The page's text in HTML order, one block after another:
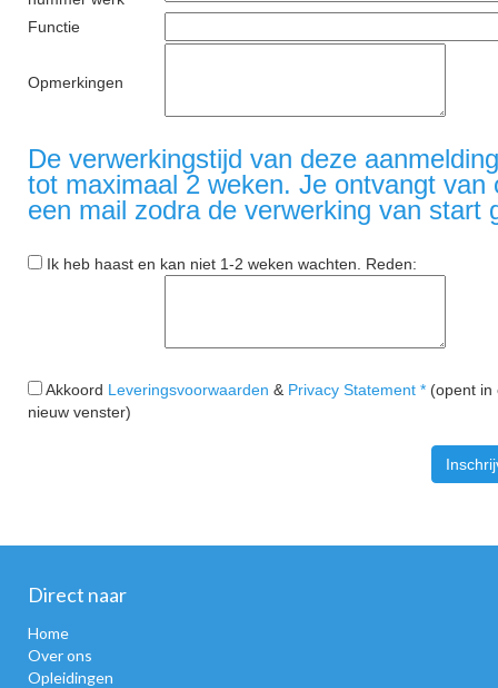
Functie
Opmerkingen
De verwerkingstijd van deze
tot maximaal 2 weken. Je ontvangt van
een mail zodra de verwerking van start
Ik heb haast en kan niet 1-2 weken wachten. Reden:
Akkoord Leveringsvoorwaarden & Privacy Statement * (opent in
nieuw venster)
Direct naar
Home
Over ons
Opleidingen